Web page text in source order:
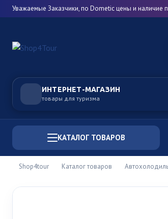
Уважаемые Заказчики, по Dometic цены и наличие
ИНТЕРНЕТ-МАГАЗИН
товары для туризма
КАТАЛОГ ТОВАРОВ
Shop4tour Каталог товаров